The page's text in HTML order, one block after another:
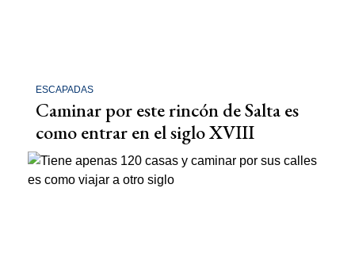
ESCAPADAS
Caminar por este rincón de Salta es
como entrar en el siglo XVIII